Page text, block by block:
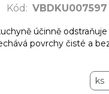
Kód : VBDKU007597
účinně
povrchy čisté a